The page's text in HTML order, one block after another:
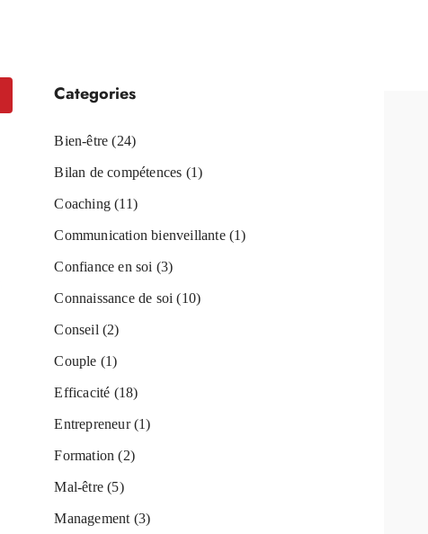
Categories
Bien-être (24)
Bilan de compétences (1)
Coaching (11)
Communication bienveillante(1)
Confiance en soi (3)
Connaissance de soi (10)
Conseil (2)
Couple (1)
Efficacité (18)
Entrepreneur(1)
Formation (2)
Mal-être (5)
Management (3)